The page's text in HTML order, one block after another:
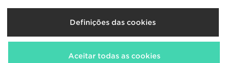
Seleciona O País
Portugal
Aceitamos os seguintes métodos de pagamento
Definições das cookies
Aceitar todas as cookies